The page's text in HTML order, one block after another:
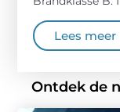
Lees meer
Ontdek de